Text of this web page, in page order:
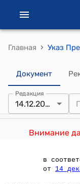
Главная ›
Документ
Редакция
14.12.2013
Внимание